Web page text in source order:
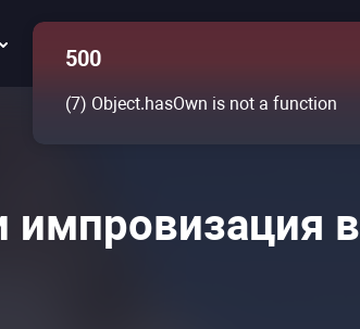
импровизация в
500
(7) Object.hasOwn is not a function